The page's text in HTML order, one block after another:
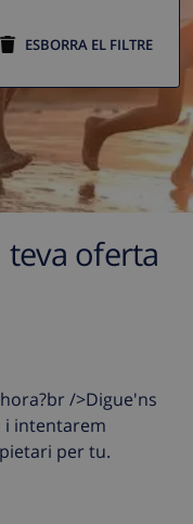
ESBORRA EL FILTRE
teva oferta
/>Digue'ns
i intentarem
per tu.